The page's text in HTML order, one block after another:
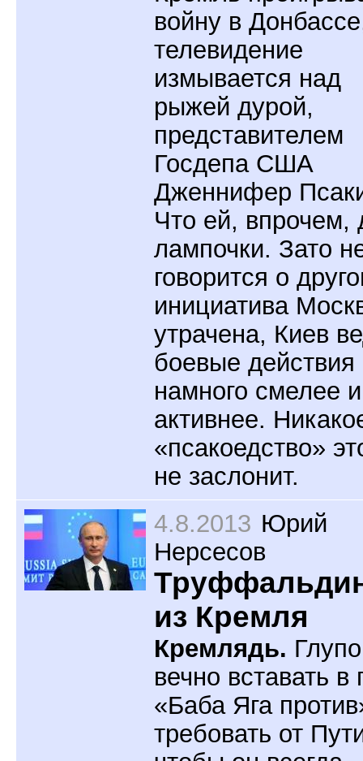
войну в
телевидение
измывается над
рыжей дурой,
представителем
Госдепа США
Дженнифер
Что ей, впрочем,
лампочки. Зато
говорится о
инициатива
утрачена, Киев
боевые действия
намного смелее и
активнее.
«псакоедство»
не заслонит.
4.8.2013 Юрий
Нерсесов
из Кремля
Кремлядь. Глупо
вечно вставать в
«Баба Яга
требовать от